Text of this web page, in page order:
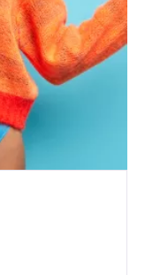
vaginal no
era
un
debilita la
vaginal y
las paredes
por VIH.
IST.